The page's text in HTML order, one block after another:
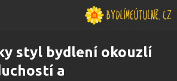
styl bydlení okouzlí
a